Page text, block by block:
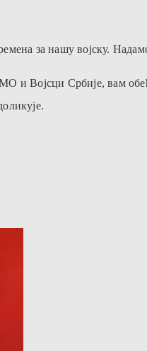
за нашу војску.
и Војсци Србије, вам